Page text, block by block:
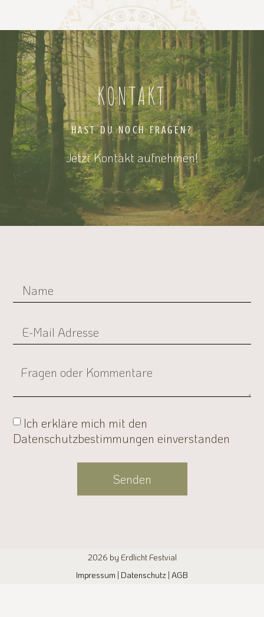
KONTAKT
HAST DU NOCH FRAGEN?
Jetzt Kontakt aufnehmen!
Ich erkläre mich mit den
Datenschutzbestimmungen einverstanden
Senden
2026 by Erdlicht Festvial
Impressum | Datenschutz | AGB